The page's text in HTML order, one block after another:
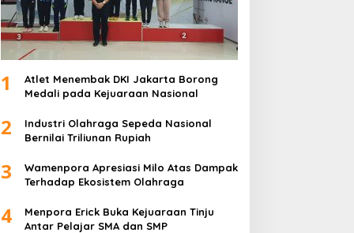
1
Atlet Menembak DKI Jakarta Borong
Medali pada Kejuaraan Nasional
2
Industri Olahraga Sepeda Nasional
Bernilai Triliunan Rupiah
3
Wamenpora Apresiasi Milo Atas Dampak
Terhadap Ekosistem Olahraga
4
Menpora Erick Buka Kejuaraan Tinju
Antar Pelajar SMA dan SMP